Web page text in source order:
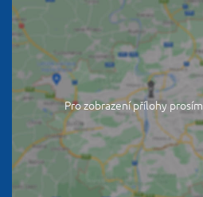
Pro zobrazení přílohy prosím